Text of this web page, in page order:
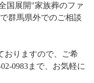
国展開"家族葬のファ
群馬県外でのご相談
おりますので、ご希
0983まで、お気軽に